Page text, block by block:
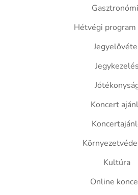
Hétvégi program
Jegykezelés
Koncert
Kultúra
Online